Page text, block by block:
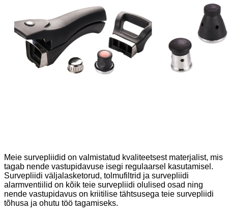
Meie survepliidid on valmistatud kvaliteetsest materjalist, mis
tagab nende vastupidavuse isegi regulaarsel kasutamisel.
Survepliidi väljalasketorud, tolmufiltrid ja survepliidi
alarmventiilid on kõik teie survepliidi olulised osad ning
nende vastupidavus on kriitilise tähtsusega teie survepliidi
tõhusa ja ohutu töö tagamiseks.